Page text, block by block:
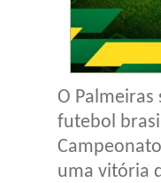
O
futebol
uma vitória